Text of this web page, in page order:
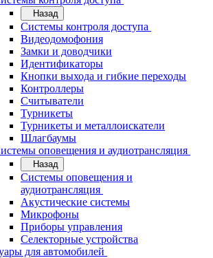
Назад
Системы контроля доступа
Видеодомофония
Замки и доводчики
Идентификаторы
Кнопки выхода и гибкие переходы
Контроллеры
Считыватели
Турникеты
Турникеты и металлоискатели
Шлагбаумы
оповещения и аудиотрансляция
Назад
Системы оповещения и
аудиотрансляция
Акустические системы
Микрофоны
Приборы управления
Селекторные устройства
для автомобилей